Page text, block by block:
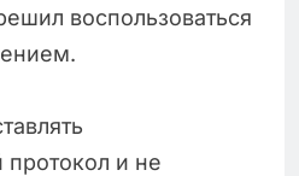
воспользоваться
и не